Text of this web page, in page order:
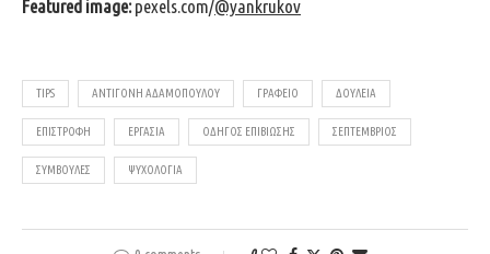
Featured image:pexels.com/@yankrukov
TIPS ΑΝΤΙΓΌΝΗ ΑΔΑΜΟΠΟΎΛΟΥ ΓΡΑΦΕΊΟ ΔΟΥΛΕΙΆ
ΕΠΙΣΤΡΟΦΉ ΕΡΓΑΣΊΑ ΟΔΗΓΌΣ ΕΠΙΒΊΩΣΗΣ ΣΕΠΤΈΜΒΡΙΟΣ
ΣΥΜΒΟΥΛΈΣ ΨΥΧΟΛΟΓΊΑ